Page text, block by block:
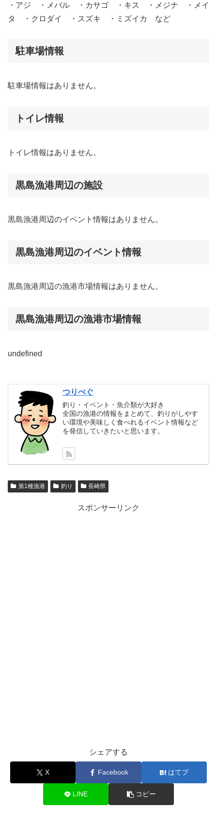
・アジ ・メバル ・カサゴ ・キス ・メジナ ・メイ
タ ・クロダイ ・スズキ ・ミズイカ など
駐車場情報
駐車場情報はありません。
トイレ情報
トイレ情報はありません。
黒島漁港周辺の施設
黒島漁港周辺のイベント情報はありません。
黒島漁港周辺のイベント情報
黒島漁港周辺の漁港市場情報はありません。
黒島漁港周辺の漁港市場情報
undefined
つりぺぐ
釣り・イベント・魚介類が大好き
全国の漁港の情報をまとめて、釣りがしやす
い環境や美味しく食べれるイベント情報など
を発信していきたいと思います。
第1種漁港 釣り 長崎県
スポンサーリンク
シェアする
X Facebook はてブ
LINE コピー